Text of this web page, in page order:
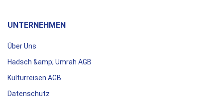
UNTERNEHMEN
Über Uns
Hadsch &amp; Umrah AGB
Kulturreisen AGB
Datenschutz